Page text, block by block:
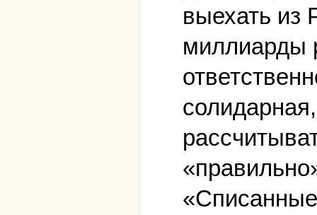
выехать из
миллиарды